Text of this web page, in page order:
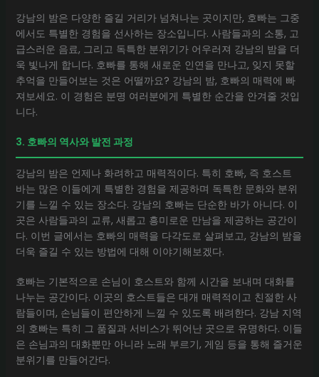
강남의 밤은 다양한 즐길 거리가 넘쳐나는 곳이지만, 호빠는 그중
에서도 특별한 경험을 선사하는 장소입니다. 사람들과의 소통, 고
급스러운 음료, 그리고 독특한 분위기가 어우러져 강남의 밤을 더
욱 빛나게 합니다. 호빠를 통해 새로운 인연을 만나고, 잊지 못할
추억을 만들어보는 것은 어떨까요? 강남의 밤, 호빠의 매력에 빠
져보세요. 이 경험은 분명 여러분에게 특별한 순간을 안겨줄 것입
니다.
3. 호빠의 역사와 발전 과정
강남의 밤은 언제나 화려하고 매력적이다. 특히 호빠, 즉 호스트
바는 많은 이들에게 특별한 경험을 제공하며 독특한 문화와 분위
기를 느낄 수 있는 장소다. 강남의 호빠는 단순한 바가 아니다. 이
곳은 사람들과의 교류, 새롭고 흥미로운 만남을 제공하는 공간이
다. 이번 글에서는 호빠의 매력을 다각도로 살펴보고, 강남의 밤을
더욱 즐길 수 있는 방법에 대해 이야기해보겠다.
호빠는 기본적으로 손님이 호스트와 함께 시간을 보내며 대화를
나누는 공간이다. 이곳의 호스트들은 대개 매력적이고 친절한 사
람들이며, 손님들이 편안하게 느낄 수 있도록 배려한다. 강남 지역
의 호빠는 특히 그 품질과 서비스가 뛰어난 곳으로 유명하다. 이들
은 손님과의 대화뿐만 아니라 노래 부르기, 게임 등을 통해 즐거운
분위기를 만들어간다.